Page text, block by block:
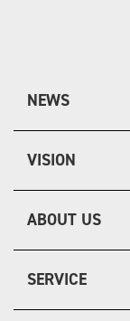
NEWS
VISION
ABOUT US
SERVICE